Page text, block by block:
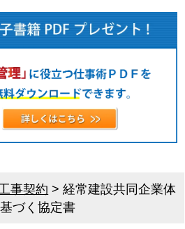
事契約 >経常建設共同企業体
づく協定書